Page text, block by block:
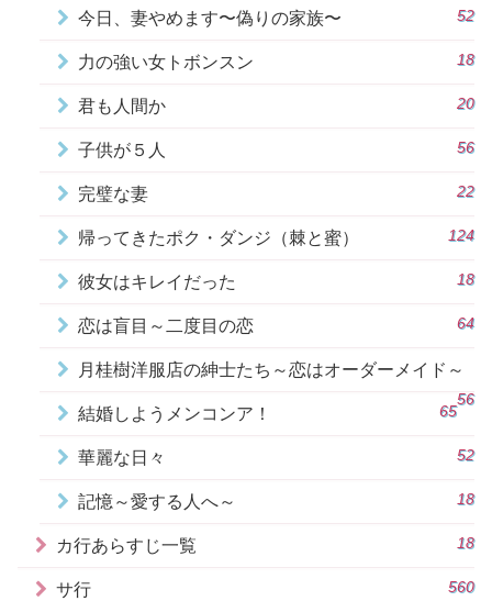
今日、妻やめます〜偽りの家族〜 52
力の強い女トボンスン 18
君も人間か 20
子供が５人 56
完璧な妻 22
帰ってきたポク・ダンジ（棘と蜜） 124
彼女はキレイだった 18
恋は盲目～二度目の恋 64
月桂樹洋服店の紳士たち～恋はオーダーメイド～
56
結婚しようメンコンア！ 65
華麗な日々 52
記憶～愛する人へ～ 18
カ行あらすじ一覧 18
サ行 560